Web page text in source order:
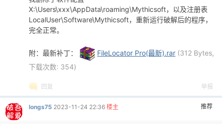
X:\Users\xxx\AppData\roaming\Mythicsoft，以及注册表
LocalUser\Software\Mythicsoft，重新运行破解后的程序，
完全正常。
附：最新补丁： FileLocator Pro(最新).rar (312 Bytes,
下载次数: 354)
回复 举报
推荐
longs75 2023-11-24 22:36 楼主